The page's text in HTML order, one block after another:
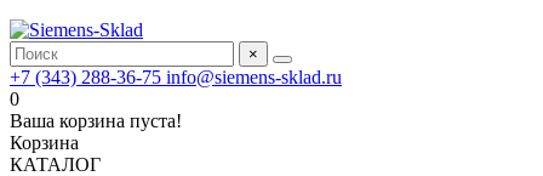
×
+7 (343) 288-36-75 info@siemens-sklad.ru
0
Ваша корзина пуста!
Корзина
КАТАЛОГ